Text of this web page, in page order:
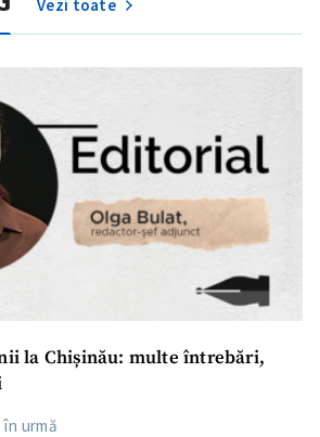
Vezi toate
la Chișinău: multe întrebări,
în urmă